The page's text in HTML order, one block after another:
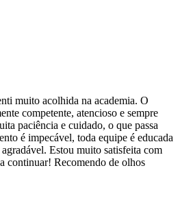
muito acolhida na academia. O
competente, atencioso e sempre
paciência e cuidado, o que passa
é impecável, toda equipe é educada
Estou muito satisfeita com
continuar! Recomendo de olhos